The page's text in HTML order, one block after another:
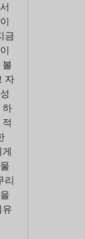
금
볼
자
하
리
유